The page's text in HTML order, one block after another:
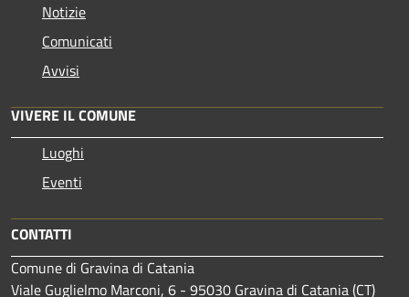
Notizie
Comunicati
Avvisi
VIVERE IL COMUNE
Luoghi
Eventi
CONTATTI
Comune di Gravina di Catania
Viale Guglielmo Marconi, 6 - 95030 Gravina di Catania (CT)